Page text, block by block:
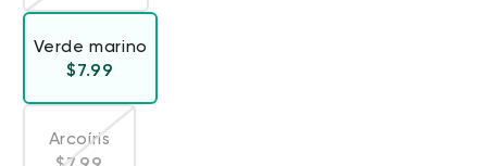
Verde marino
Precio habitual
$7.99
Arcoíris
Variante agotada o no disponible
Precio habitual